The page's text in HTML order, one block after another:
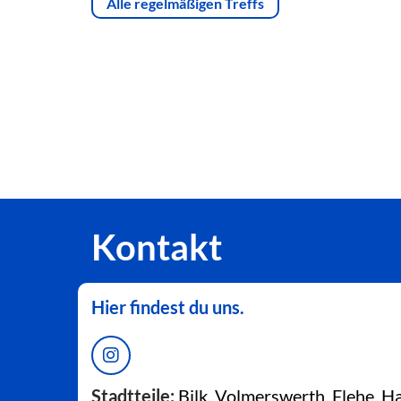
Kontakt
Hier findest du uns.
Stadtteile: Bilk, Volmerswerth, Flehe,